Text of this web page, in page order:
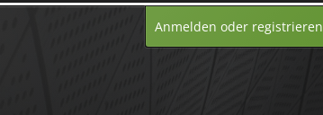
Anmelden oder registrieren